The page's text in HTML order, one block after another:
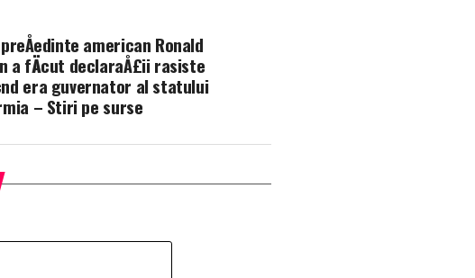
american Ronald
a fÄcut declaraÅ£ii rasiste
era guvernator al statului
– Stiri pe surse